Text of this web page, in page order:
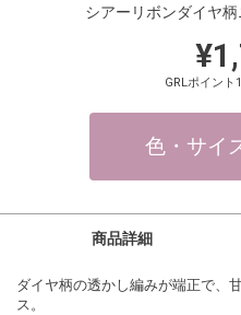
シアーリボンダイヤ
GRLポイント
色・サイ
商品詳細
ダイヤ柄の透かし編みが端正で、
ス。